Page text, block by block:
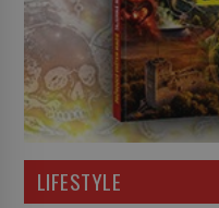
LIFESTYLE